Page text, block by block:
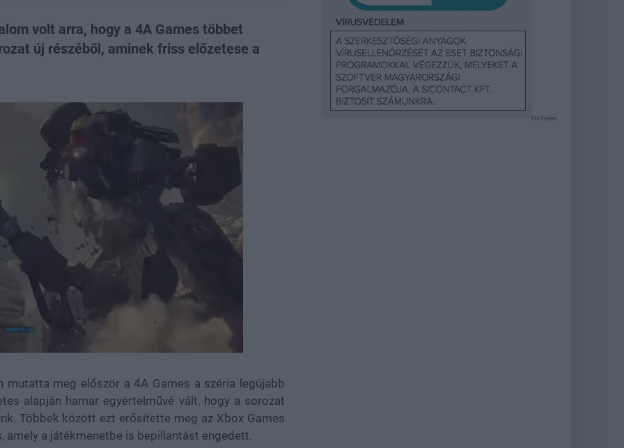
volt arra, hogy a 4A Games többet
új részéből, aminek friss előzetese a
mutatta meg először a 4A Games a széria legújabb
alapján hamar egyértelművé vált, hogy a sorozat
Többek között ezt erősítette meg az Xbox Games
a játékmenetbe is bepillantást engedett.
Hirdetés